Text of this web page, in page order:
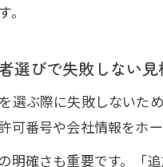
選びで失敗しない見
選ぶ際に失敗しないた
可番号や会社情報をホ
明確さも重要です。「